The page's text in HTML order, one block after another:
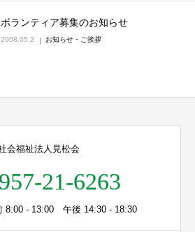
ボランティア募集のお知らせ
2008.05.2 お知らせ・ご挨拶
会福祉法人見松会
21-6263
8:00 - 13:00 午後 14:30 - 18:30